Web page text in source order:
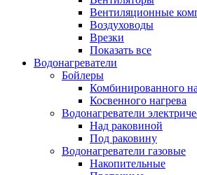
Вентиляционные
Воздуховоды
Врезки
Показать все
Водонагреватели
Бойлеры
Комбинированного
Косвенного нагрева
Водонагреватели
Над раковиной
Под раковину
Водонагреватели газовые
Накопительные